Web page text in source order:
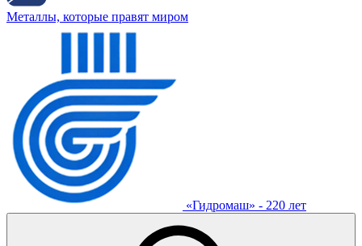
Металлы, которые правят миром
«Гидромаш» - 220 лет